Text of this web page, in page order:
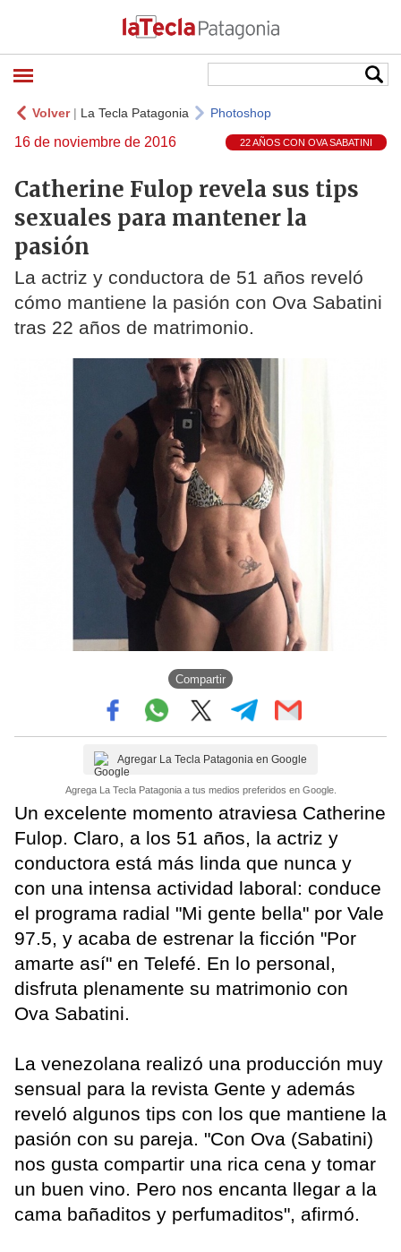
Volver| La Tecla Patagonia Photoshop
16 de noviembre de 2016 22 AÑOS CON OVA SABATINI
Catherine Fulop revela sus tips
sexuales para mantener la
pasión
La actriz y conductora de 51 años reveló
cómo mantiene la pasión con Ova Sabatini
tras 22 años de matrimonio.
Compartir
Agregar La Tecla Patagonia en Google
Agrega La Tecla Patagonia a tus medios preferidos en Google.
Un excelente momento atraviesa Catherine
Fulop. Claro, a los 51 años, la actriz y
conductora está más linda que nunca y
con una intensa actividad laboral: conduce
el programa radial "Mi gente bella" por Vale
97.5, y acaba de estrenar la ficción "Por
amarte así" en Telefé. En lo personal,
disfruta plenamente su matrimonio con
Ova Sabatini.
La venezolana realizó una producción muy
sensual para la revista Gente y además
reveló algunos tips con los que mantiene la
pasión con su pareja. "Con Ova (Sabatini)
nos gusta compartir una rica cena y tomar
un buen vino. Pero nos encanta llegar a la
cama bañaditos y perfumaditos", afirmó.